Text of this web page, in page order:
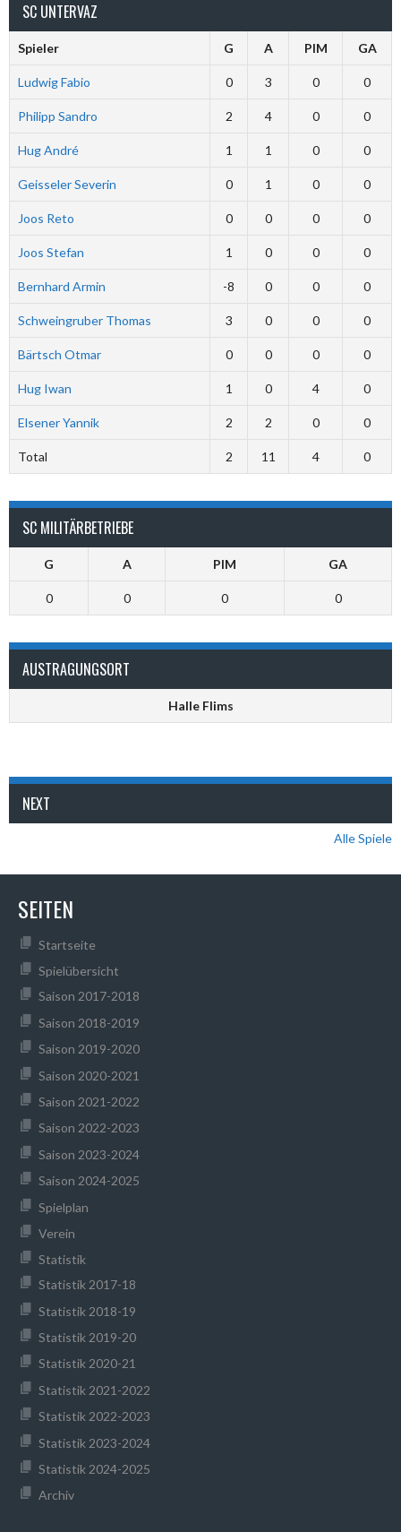
SC UNTERVAZ
Spieler G A PIM GA
Ludwig Fabio 0 3 0 0
Philipp Sandro 2 4 0 0
Hug André 1 1 0 0
Geisseler Severin 0 1 0 0
Joos Reto 0 0 0 0
Joos Stefan 1 0 0 0
Bernhard Armin -8 0 0 0
Schweingruber Thomas 3 0 0 0
Bärtsch Otmar 0 0 0 0
Hug Iwan 1 0 4 0
Elsener Yannik 2 2 0 0
Total 2 11 4 0
SC MILITÄRBETRIEBE
G A PIM GA
0 0 0 0
AUSTRAGUNGSORT
Halle Flims
NEXT
Alle Spiele
SEITEN
Startseite
Spielübersicht
Saison 2017-2018
Saison 2018-2019
Saison 2019-2020
Saison 2020-2021
Saison 2021-2022
Saison 2022-2023
Saison 2023-2024
Saison 2024-2025
Spielplan
Verein
Statistik
Statistik 2017-18
Statistik 2018-19
Statistik 2019-20
Statistik 2020-21
Statistik 2021-2022
Statistik 2022-2023
Statistik 2023-2024
Statistik 2024-2025
Archiv